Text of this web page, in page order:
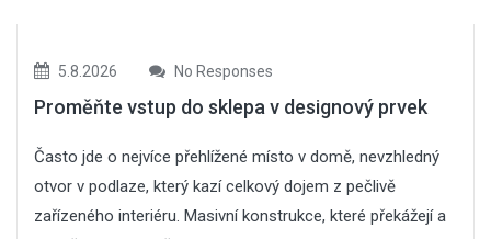
5.8.2026 No Responses
Proměňte vstup do sklepa v designový prvek
Často jde o nejvíce přehlížené místo v domě, nevzhledný
otvor v podlaze, který kazí celkový dojem z pečlivě
zařízeného interiéru. Masivní konstrukce, které překážejí a